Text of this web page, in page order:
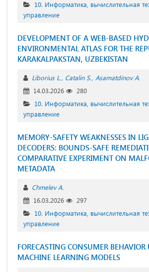
10. Информатика, вычислительная
управление
DEVELOPMENT OF A WEB-BASED
ENVIRONMENTAL ATLAS FOR THE
KARAKALPAKSTAN, UZBEKISTAN
Liborius L. Catalin S. Asamatdinov A.
14.03.2026
280
10. Информатика, вычислительная
управление
MEMORY-SAFETY WEAKNESSES IN
DECODERS: BOUNDS-SAFE
COMPARATIVE EXPERIMENT ON
METADATA
Chmelev A.
16.03.2026
297
10. Информатика, вычислительная
управление
FORECASTING CONSUMER BEHAVIOR
MACHINE LEARNING MODELS